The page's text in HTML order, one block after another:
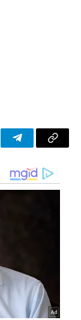
TelegramCopy